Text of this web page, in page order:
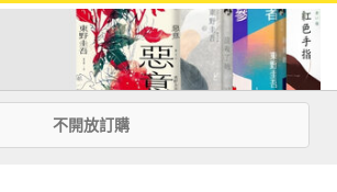
不開放訂購